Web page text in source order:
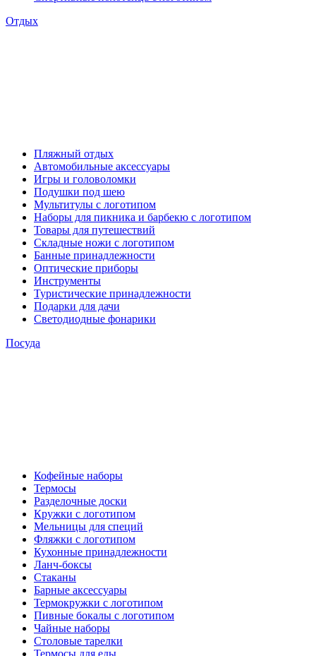
Отдых
Пляжный отдых
Автомобильные аксессуары
Игры и головоломки
Подушки под шею
Мультитулы с логотипом
Наборы для пикника и барбекю с логотипом
Товары для путешествий
Складные ножи с логотипом
Банные принадлежности
Оптические приборы
Инструменты
Туристические принадлежности
Подарки для дачи
Светодиодные фонарики
Посуда
Кофейные наборы
Термосы
Разделочные доски
Кружки с логотипом
Мельницы для специй
Фляжки с логотипом
Кухонные принадлежности
Ланч-боксы
Стаканы
Барные аксессуары
Термокружки с логотипом
Пивные бокалы с логотипом
Чайные наборы
Столовые тарелки
Термосы для еды